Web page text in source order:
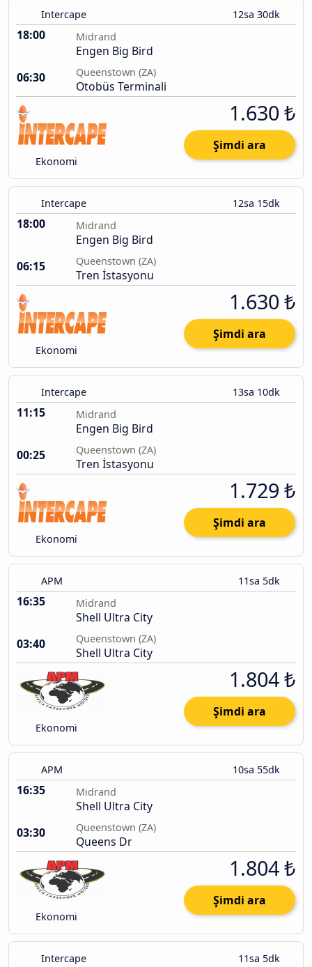
Intercape 12sa 30dk
18:00 Midrand
Engen Big Bird
06:30
Queenstown (ZA)
Otobüs Terminali
Ekonomi
1.630 ₺
Şimdi ara
Intercape 12sa 15dk
18:00 Midrand
Engen Big Bird
06:15
Queenstown (ZA)
Tren İstasyonu
Ekonomi
1.630 ₺
Şimdi ara
Intercape 13sa 10dk
11:15 Midrand
Engen Big Bird
00:25
Queenstown (ZA)
Tren İstasyonu
Ekonomi
1.729 ₺
Şimdi ara
APM 11sa 5dk
16:35 Midrand
Shell Ultra City
03:40
Queenstown (ZA)
Shell Ultra City
Ekonomi
1.804 ₺
Şimdi ara
APM 10sa 55dk
16:35 Midrand
Shell Ultra City
03:30
Queenstown (ZA)
Queens Dr
Ekonomi
1.804 ₺
Şimdi ara
Intercape 11sa 5dk